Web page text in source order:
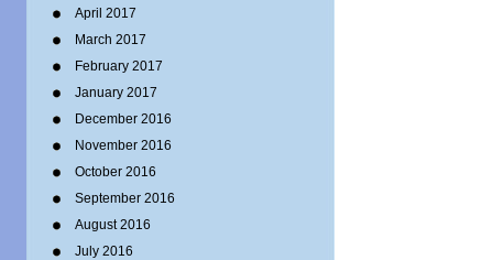
April 2017
March 2017
February 2017
January 2017
December 2016
November 2016
October 2016
September 2016
August 2016
July 2016